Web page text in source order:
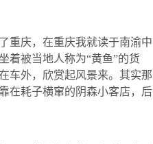
重庆，在重庆我就读于南渝中
着被当地人称为“黄鱼”的货
车外，欣赏起风景来。其实那
在耗子横窜的阴森小客店，后